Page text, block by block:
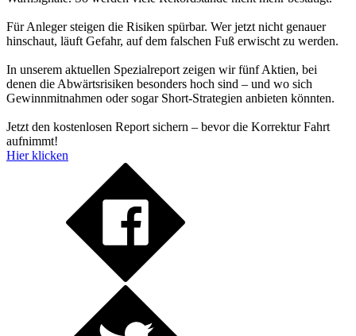
Für Anleger steigen die Risiken spürbar. Wer jetzt nicht genauer
hinschaut, läuft Gefahr, auf dem falschen Fuß erwischt zu werden.
In unserem aktuellen Spezialreport zeigen wir fünf Aktien, bei
denen die Abwärtsrisiken besonders hoch sind – und wo sich
Gewinnmitnahmen oder sogar Short-Strategien anbieten könnten.
Jetzt den kostenlosen Report sichern – bevor die Korrektur Fahrt
aufnimmt!
Hier klicken